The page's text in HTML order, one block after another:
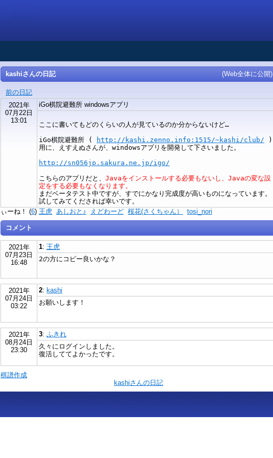
kashiさんの日記 (Web全体に公開)
前の日記
2021年
07月22日
13:01
iGo棋院避難所 windowsアプリ
ここに書いてもどのくらいの人が見ているのか分からないけど…
iGo棋院避難所 (
http://kashi.zenno.info:1515/~kashi/club/ )
用に、えすえぬさんが、windowsアプリを開発して下さいました。
http://sn056jp.sakura.ne.jp/igo/
こちらのアプリだと、 Javaをインストールする必要もないし、Javaの変な設
定をする必要もなくなります。
まだベータテスト中ですが、すでにかなり完成度が高いものになっています。
試してみてくだされば幸いです。
ぃーね！ (6) 王虎 あしおと♪ えどわーど 桜花(さくちゃん） tosi_nori
コメント
2021年
07月23日
16:48
1: 王虎
2の方にコピー良いかな？
2021年
07月24日
03:22
2: kashi
お願いします！
2021年
08月24日
23:30
3: ふきれ
久々にログインしました。
復活しててよかったです。
棋譜作成
kashiさんの日記